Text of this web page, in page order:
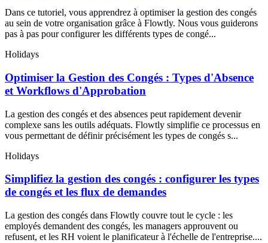
Dans ce tutoriel, vous apprendrez à optimiser la gestion des congés
au sein de votre organisation grâce à Flowtly. Nous vous guiderons
pas à pas pour configurer les différents types de congé...
Holidays
Optimiser la Gestion des Congés : Types d'Absence
et Workflows d'Approbation
La gestion des congés et des absences peut rapidement devenir
complexe sans les outils adéquats. Flowtly simplifie ce processus en
vous permettant de définir précisément les types de congés s...
Holidays
Simplifiez la gestion des congés : configurer les types
de congés et les flux de demandes
La gestion des congés dans Flowtly couvre tout le cycle : les
employés demandent des congés, les managers approuvent ou
refusent, et les RH voient le planificateur à l'échelle de l'entreprise....